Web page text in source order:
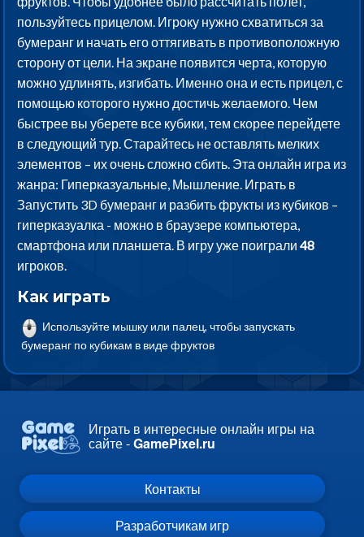
пользуйтесь прицелом. Игроку нужно схватиться за
бумеранг и начать его оттягивать в противоположную
сторону от цели. На экране появится черта, которую
можно удлинять, изгибать. Именно она и есть прицел, с
помощью которого нужно достичь желаемого. Чем
быстрее вы уберете все кубики, тем скорее перейдете
в следующий тур. Старайтесь не оставлять мелких
элементов – их очень сложно сбить. Эта онлайн игра из
жанра: Гиперказуальные, Мышление. Играть в
Запустить 3D бумеранг и разбить фрукты из кубиков –
гиперказуалка - можно в браузере компьютера,
смартфона или планшета. В игру уже поиграли48
игроков.
Как играть
Используйте мышку или палец, чтобы запускать
бумеранг по кубикам в виде фруктов
Играть в интересные онлайн игры на
сайте -GamePixel.ru
Контакты
Разработчикам игр